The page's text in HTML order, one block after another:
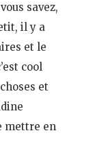
savez,
il y a
et le
cool
et
mettre en